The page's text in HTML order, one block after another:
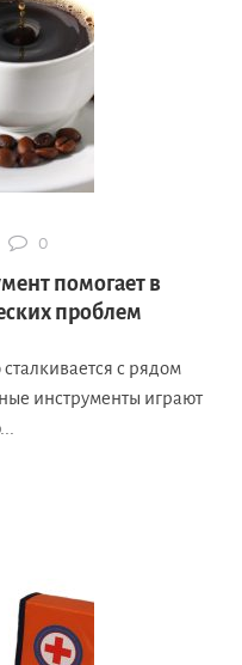
0
помогает в
проблем
с рядом
инструменты играют